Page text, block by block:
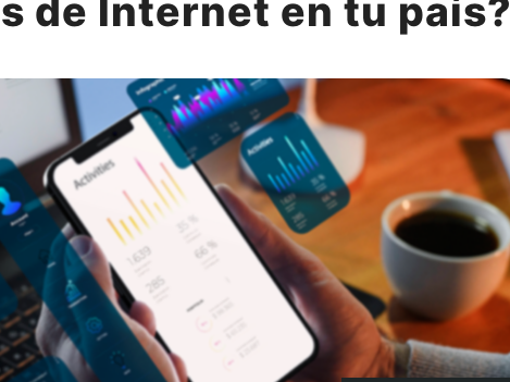
de Internet en tu país?